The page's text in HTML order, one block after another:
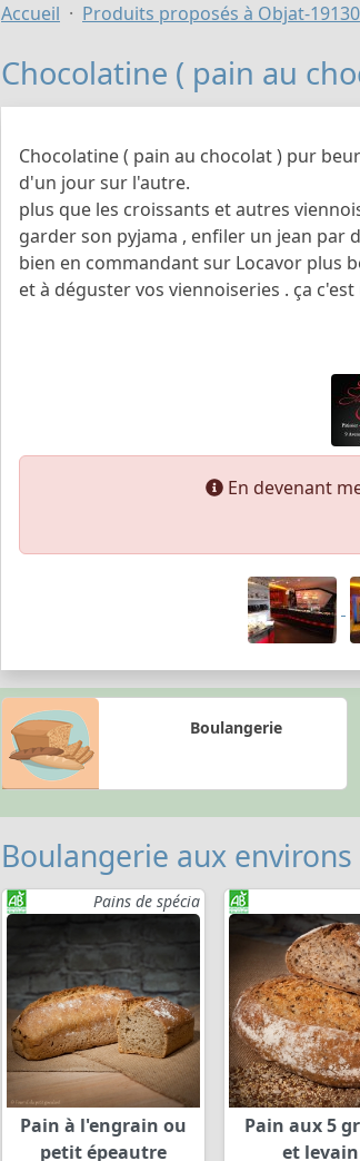
Accueil Produits proposés à Objat-19130
Chocolatine ( pain au
Chocolatine ( pain au chocolat ) pur
d'un jour sur l'autre.
plus que les croissants et autres
garder son pyjama , enfiler un jean par
bien en commandant sur Locavor plus
et à déguster vos viennoiseries . ça
En devenant
Boulangerie
Boulangerie aux environs
Pains de spécia
Pain à l'engrain ou
petit épeautre
Pain aux 5
et